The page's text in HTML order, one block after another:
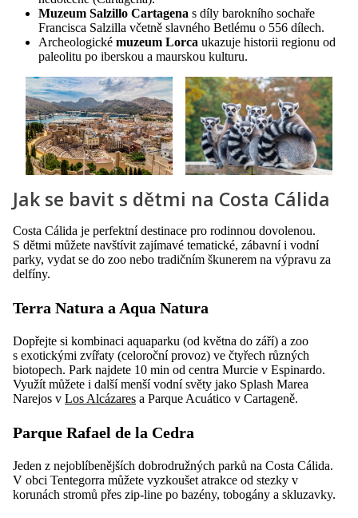
Muzeum Salzillo Cartagena s díly barokního sochaře
Francisca Salzilla včetně slavného Betlému o 556 dílech.
Archeologické muzeum Lorca ukazuje historii regionu od
paleolitu po iberskou a maurskou kulturu.
Jak se bavit s dětmi na Costa Cálida
Costa Cálida je perfektní destinace pro rodinnou dovolenou.
S dětmi můžete navštívit zajímavé tematické, zábavní i vodní
parky, vydat se do zoo nebo tradičním škunerem na výpravu za
delfíny.
Terra Natura a Aqua Natura
Dopřejte si kombinaci aquaparku (od května do září) a zoo
s exotickými zvířaty (celoroční provoz) ve čtyřech různých
biotopech. Park najdete 10 min od centra Murcie v Espinardo.
Využít můžete i další menší vodní světy jako Splash Marea
Narejos v Los Alcázares a Parque Acuático v Cartageně.
Parque Rafael de la Cedra
Jeden z nejoblíbenějších dobrodružných parků na Costa Cálida.
V obci Tentegorra můžete vyzkoušet atrakce od stezky v
korunách stromů přes zip-line po bazény, tobogány a skluzavky.